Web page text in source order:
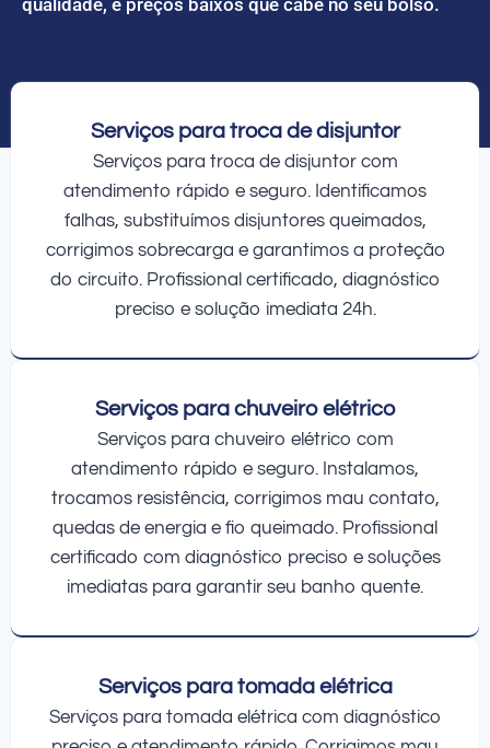
Serviços para troca de disjuntor
Serviços para troca de disjuntor com
atendimento rápido e seguro. Identificamos
falhas, substituímos disjuntores queimados,
corrigimos sobrecarga e garantimos a proteção
do circuito. Profissional certificado, diagnóstico
preciso e solução imediata 24h.
Serviços para chuveiro elétrico
Serviços para chuveiro elétrico com
atendimento rápido e seguro. Instalamos,
trocamos resistência, corrigimos mau contato,
quedas de energia e fio queimado. Profissional
certificado com diagnóstico preciso e soluções
imediatas para garantir seu banho quente.
Serviços para tomada elétrica
Serviços para tomada elétrica com diagnóstico